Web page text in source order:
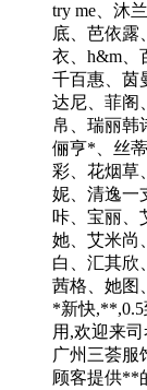
try me、沐
底、芭依露
衣、h&m、
千百惠、茵
达尼、菲阁
帛、瑞丽韩
俪亨*、丝
彩、花烟草
妮、清逸一
咔、宝丽、
她、艾米尚
白、汇其欣
茜格、她图
*新快
用,欢迎来司
广州三荟服
顾客提供**